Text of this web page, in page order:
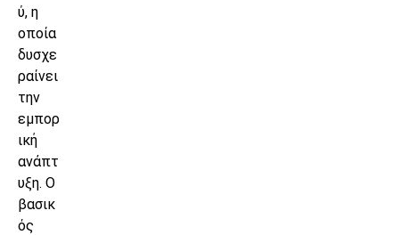
ύ, η
οποία
δυσχε
ραίνει
την
εμπορ
ική
ανάπτ
υξη. Ο
βασικ
ός